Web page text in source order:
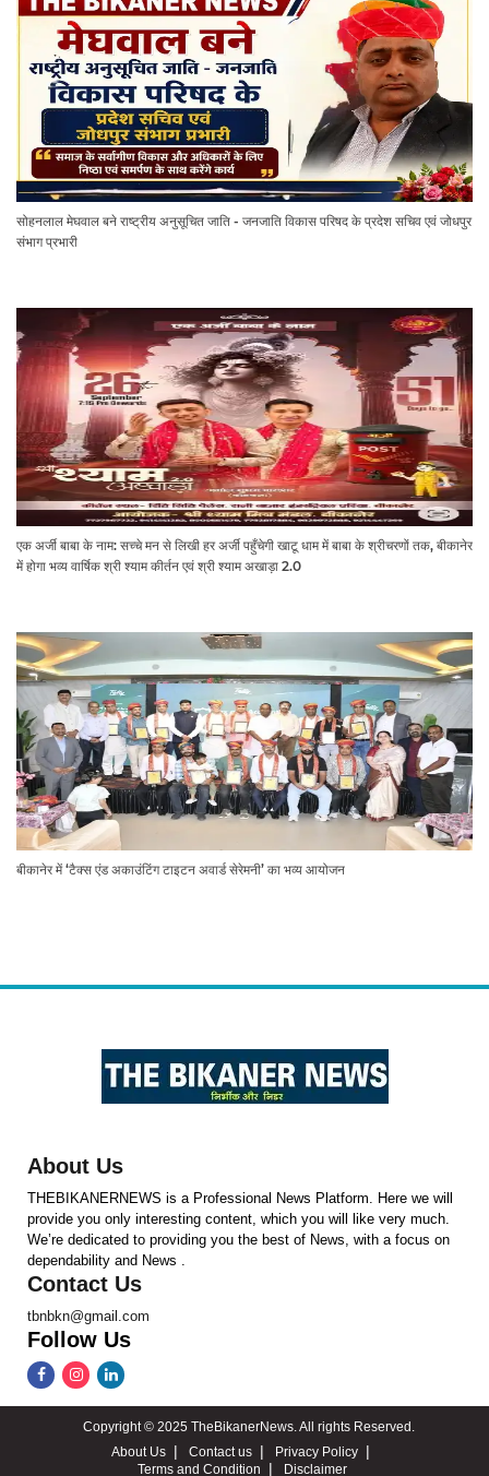
सोहनलाल मेघवाल बने राष्ट्रीय अनुसूचित जाति - जनजाति विकास परिषद के प्रदेश सचिव एवं जोधपुर
संभाग प्रभारी
एक अर्जी बाबा के नाम: सच्चे मन से लिखी हर अर्जी पहुँचेगी खाटू धाम में बाबा के श्रीचरणों तक, बीकानेर
में होगा भव्य वार्षिक श्री श्याम कीर्तन एवं श्री श्याम अखाड़ा 2.0
बीकानेर में ‘टैक्स एंड अकाउंटिंग टाइटन अवार्ड सेरेमनी’ का भव्य आयोजन
About Us
THEBIKANERNEWS is a Professional News Platform. Here we will
provide you only interesting content, which you will like very much.
We’re dedicated to providing you the best of News, with a focus on
dependability and News .
Contact Us
tbnbkn@gmail.com
Follow Us
Copyright © 2025 TheBikanerNews. All rights Reserved.
About Us
Contact us
Privacy Policy
Terms and Condition
Disclaimer